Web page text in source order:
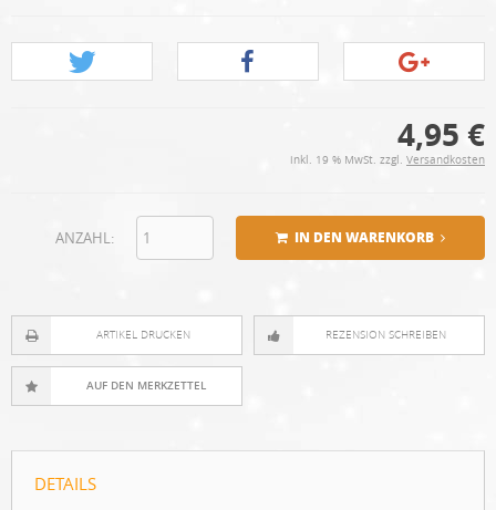
4,95 €
inkl. 19 % MwSt. zzgl. Versandkosten
IN DEN WARENKORB
ANZAHL:
ARTIKEL DRUCKEN REZENSION SCHREIBEN
DETAILS